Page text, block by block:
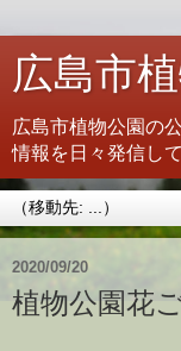
広島市
広島市植物公園の
情報を日々発信し
2020/09/20
植物公園花